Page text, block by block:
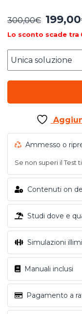
300,00€ Il
prezzo
era:
300,00€.
199,00
Lo sconto scade tra
Ammesso o
Se non superi il
Contenuti on
Studi dove e
Simulazioni
Manuali inclusi
Pagamento a